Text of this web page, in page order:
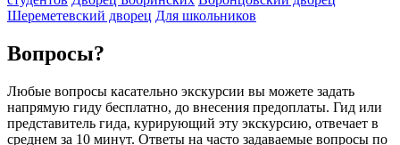
Шереметевский дворец Для школьников
Вопросы?
Любые вопросы касательно экскурсии вы можете задать
напрямую гиду бесплатно, до внесения предоплаты. Гид или
представитель гида, курирующий эту экскурсию, отвечает в
среднем за 10 минут. Ответы на часто задаваемые вопросы по